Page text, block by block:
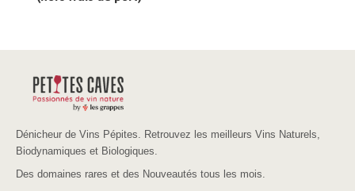
Dénicheur de Vins Pépites. Retrouvez les meilleurs Vins Naturels,
Biodynamiques et Biologiques.
Des domaines rares et des Nouveautés tous les mois.